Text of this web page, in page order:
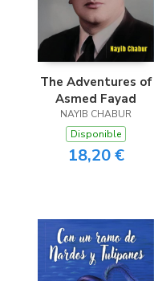
The Adventures of
Asmed Fayad
NAYIB CHABUR
Disponible
18,20 €